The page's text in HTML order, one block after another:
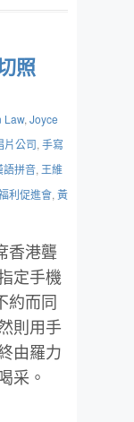
照
Law, Joyce
片公司, 手寫
語拼音, 王維
利促進會, 黃
香港聾
定手機
約而同
則用手
由羅力
采。